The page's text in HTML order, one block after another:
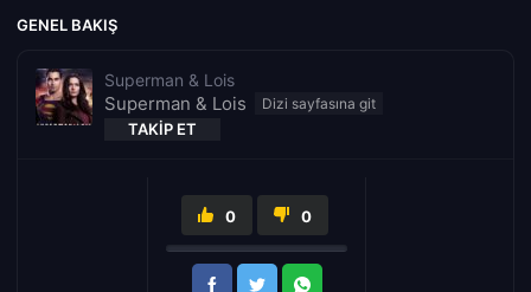
GENEL BAKIŞ
Superman & Lois
Superman & Lois
TAKIP ET
0 0